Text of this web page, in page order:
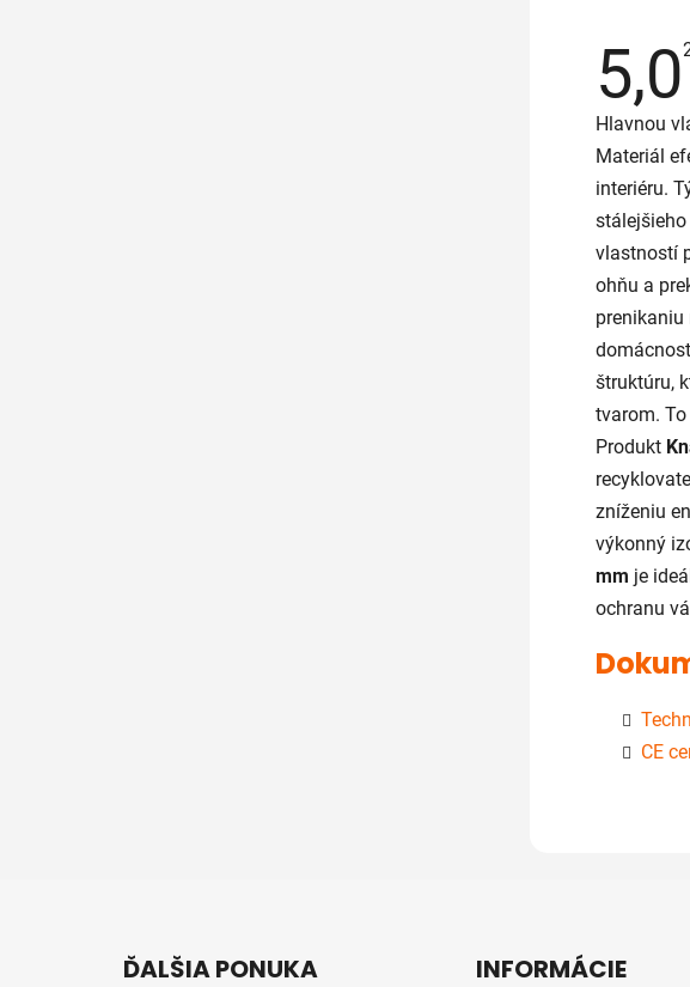
5,0
z
Hlavnou
Materiál
interiéru.
vlastností
ohňu a
prenikaniu
štruktúru,
tvarom.
Produkt
zníženiu
výkonný
mm je
ochranu
CE
ĎALŠIA PONUKA INFORMÁCIE